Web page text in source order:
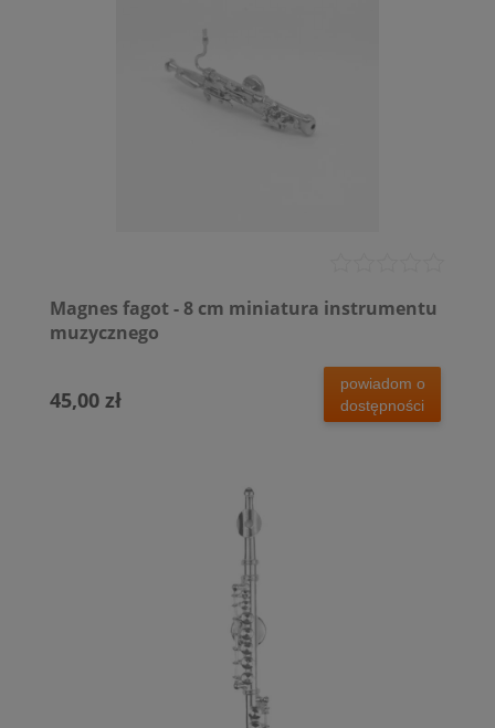
Magnes fagot - 8 cm miniatura instrumentu
muzycznego
45,00 zł
powiadom o
dostępności